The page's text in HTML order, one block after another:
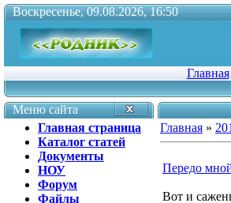
Воскресенье, 09.08.2026, 16:50
Главная
Меню сайта
Главная страница
Каталог статей
Документы
НОУ
Форум
Файлы
Главная »
Передо
Вот и